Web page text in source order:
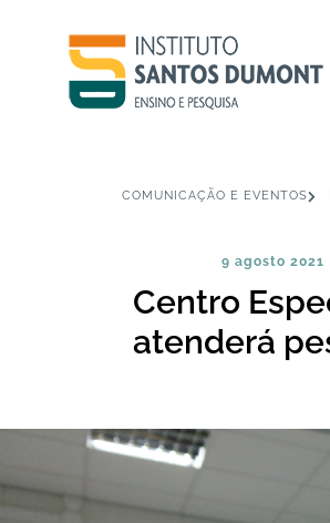
COMUNICAÇÃO E EVENTOS
9 agosto 2021
Centro
atenderá